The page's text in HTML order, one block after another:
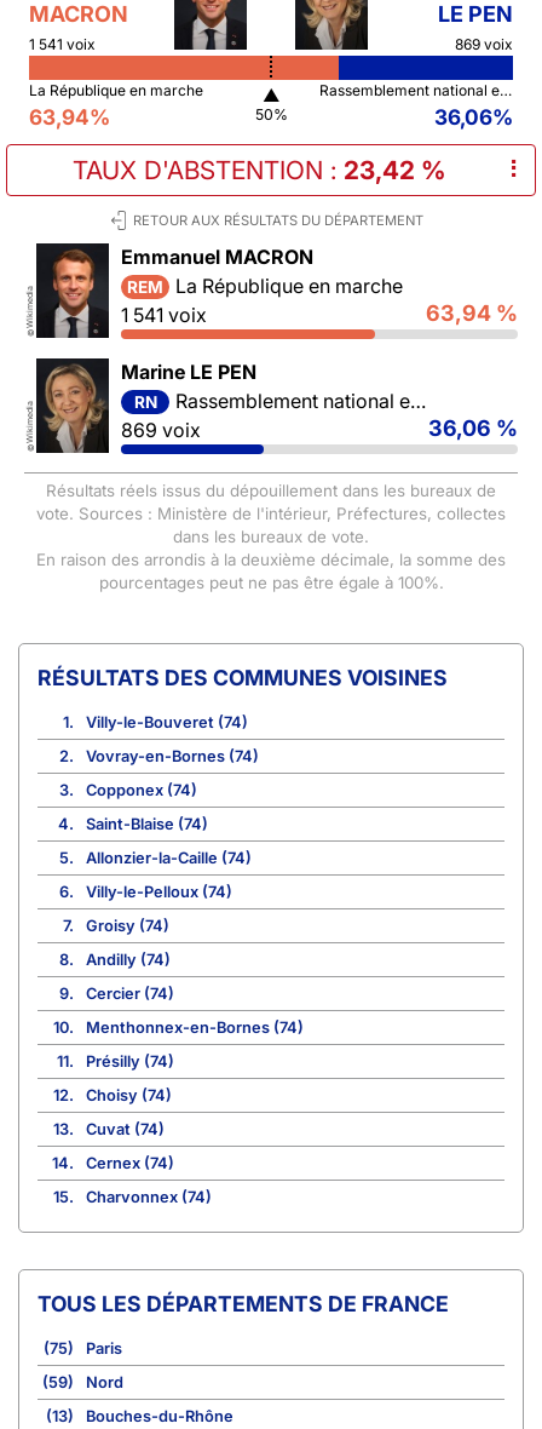
MACRON
1 541 voix
LE PEN
869 voix
La République en marche
63,94%
▲
50%
Rassemblement national et ses alliés
36,06%
TAUX D'ABSTENTION : 23,42 % ⠇
RETOUR AUX RÉSULTATS DU DÉPARTEMENT
©
Wikimedia
Emmanuel MACRON
REM
La République en marche
1 541 voix
63,94 %
©
Wikimedia
Marine LE PEN
RN
Rassemblement national et ses alliés
869 voix
36,06 %
Résultats réels issus du dépouillement dans les bureaux de
vote. Sources : Ministère de l'intérieur, Préfectures, collectes
dans les bureaux de vote.
En raison des arrondis à la deuxième décimale, la somme des
pourcentages peut ne pas être égale à 100%.
COMMUNES VOISINES
1.
Villy-le-Bouveret (74)
2.
Vovray-en-Bornes (74)
3.
Copponex (74)
4.
Saint-Blaise (74)
5.
Allonzier-la-Caille (74)
6.
Villy-le-Pelloux (74)
7.
Groisy (74)
8.
Andilly (74)
9.
Cercier (74)
10.
Menthonnex-en-Bornes (74)
11.
Présilly (74)
12.
Choisy (74)
13.
Cuvat (74)
14.
Cernex (74)
15.
Charvonnex (74)
TOUS LES DÉPARTEMENTS DE FRANCE
(75)
Paris
(59)
Nord
(13)
Bouches-du-Rhône